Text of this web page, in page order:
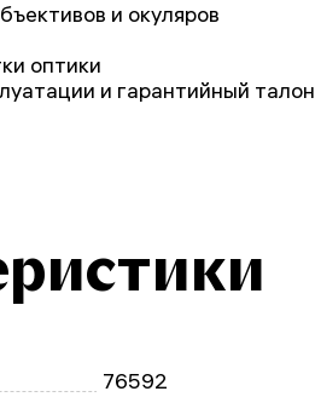
и окуляров
оптики
и гарантийный талон
76592